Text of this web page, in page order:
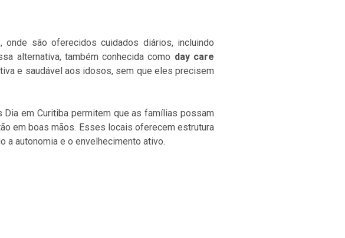
são oferecidos cuidados diários, incluindo
alternativa, também conhecida como day care
e saudável aos idosos, sem que eles precisem
em Curitiba permitem que as famílias possam
em boas mãos. Esses locais oferecem estrutura
a autonomia e o envelhecimento ativo.